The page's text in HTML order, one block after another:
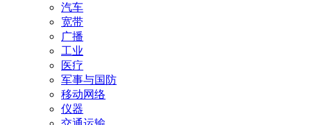
汽车
宽带
广播
工业
医疗
军事与国防
移动网络
仪器